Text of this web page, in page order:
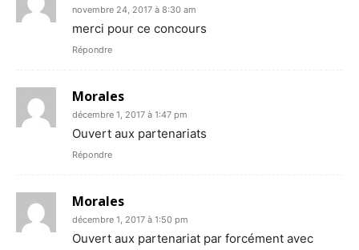
novembre 24, 2017 à 8:30 am
merci pour ce concours
Répondre
Morales
décembre 1, 2017 à 1:47 pm
Ouvert aux partenariats
Répondre
Morales
décembre 1, 2017 à 1:50 pm
Ouvert aux partenariat par forcément avec